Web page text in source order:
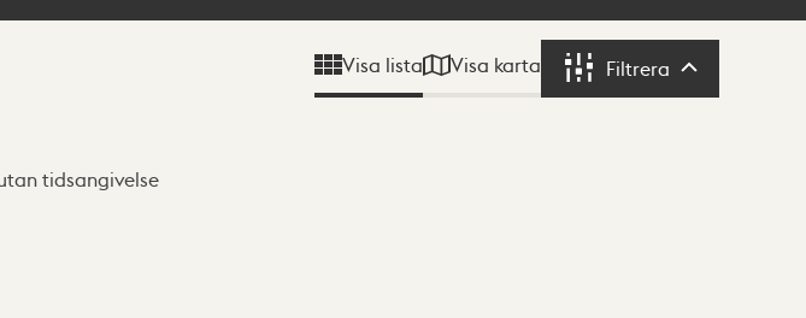
Visa lista Visa karta Filtrera Filtrera
tidsangivelse